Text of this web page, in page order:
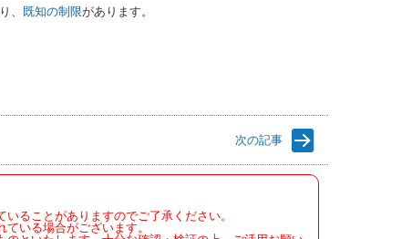
、 既知の制限があります。
次の記事
ることがありますのでご了承ください。
いる場合がございます。